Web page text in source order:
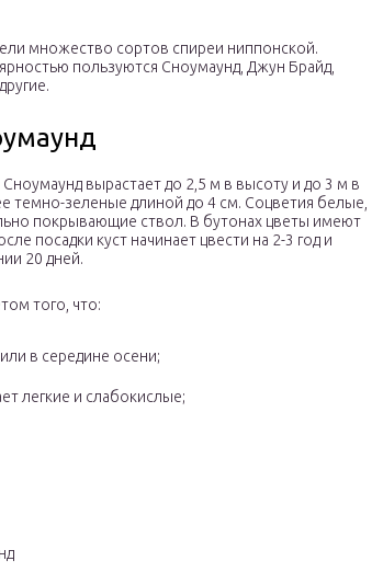
множество сортов спиреи ниппонской.
пользуются Сноумаунд, Джун Брайд,
вырастает до 2,5 м в высоту и до 3 м в
темно-зеленые длиной до 4 см. Соцветия белые,
покрывающие ствол. В бутонах цветы имеют
посадки куст начинает цвести на 2-3 год и
20 дней.
того, что:
в середине осени;
легкие и слабокислые;